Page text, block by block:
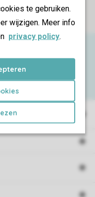
te gebruiken.
wijzigen. Meer info
privacy policy.